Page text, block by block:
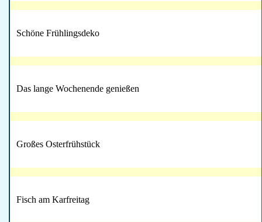
Schöne Frühlingsdeko
Das lange Wochenende genießen
Großes Osterfrühstück
Fisch am Karfreitag